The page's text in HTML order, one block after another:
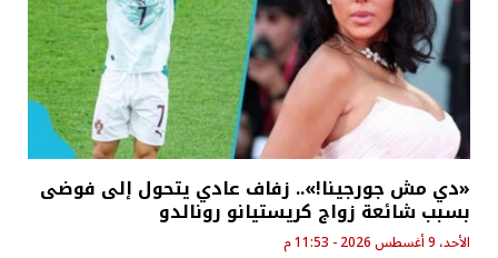
«دي مش جورجينا!».. زفاف عادي يتحول إلى فوضى
بسبب شائعة زواج كريستيانو رونالدو
الأحد، 9 أغسطس 2026 - 11:53 م